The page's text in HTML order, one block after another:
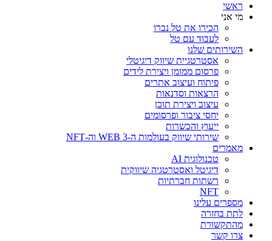
ראשי
מי אני
הכירו את טל נברו
לעבוד עם טל
השירותים שלנו
אסטרטגיית שיווק דיגיטלי
פרסום ממומן ויצירת לידים
פיתוח ועיצוב אתרים
הרצאות וסדנאות
עיצוב ויצירת תוכן
יחסי ציבור ופרסומים
ייעוץ והכשרות
שירותי שיווק בעולמות ה-WEB 3 וה-NFT
מאמרים
טכנולוגית AI
דיגיטל ואסטרטגיה שיווקית
רשתות חברתיות
NFT
מספרים עלינו
לתת בחזרה
מהתקשורת
צרו קשר